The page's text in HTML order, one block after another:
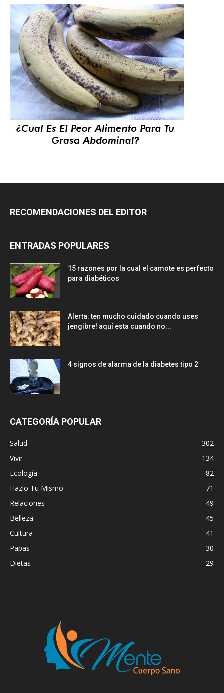
RECOMENDACIONES DEL EDITOR
ENTRADAS POPULARES
15 razones por la cual el camote es perfecto
para diabéticos
Alerta: ten mucho cuidado cuando uses
jengibre! aquí esta cuando no...
4 signos de alarma de la diabetes tipo 2
CATEGORÍA POPULAR
Salud
302
Vivir
134
Ecología
82
Hazlo Tu Mismo
71
Relaciones
49
Belleza
45
Cultura
41
Papas
30
Dietas
29